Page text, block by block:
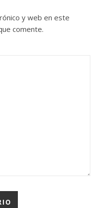
y web en este
comente.